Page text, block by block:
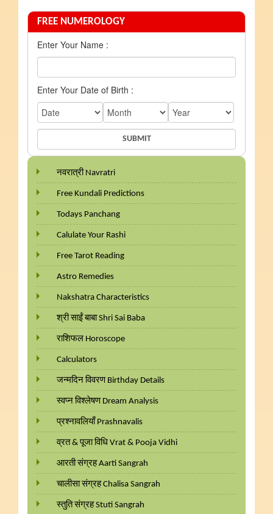
FREE NUMEROLOGY
Enter Your Name :
Enter Your Date of Birth :
नवरात्री Navratri
Free Kundali Predictions
Todays Panchang
Calulate Your Rashi
Free Tarot Reading
Astro Remedies
Nakshatra Characteristics
श्री साईं बाबा Shri Sai Baba
राशिफल Horoscope
Calculators
जन्मदिन विवरण Birthday Details
स्वप्न विश्लेषण Dream Analysis
प्रश्नावलियाँ Prashnavalis
व्रत & पूजा विधि Vrat & Pooja Vidhi
आरती संग्रह Aarti Sangrah
चालीसा संग्रह Chalisa Sangrah
स्तुति संग्रह Stuti Sangrah